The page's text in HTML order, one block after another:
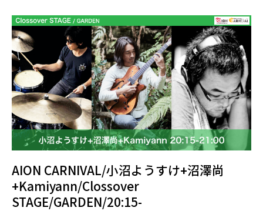
AION CARNIVAL/小沼ようすけ+沼澤尚
+Kamiyann/Clossover
STAGE/GARDEN/20:15-